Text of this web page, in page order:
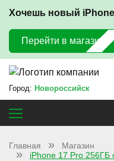
Хочешь новый
Перейти в магазин
Город: Новороссийск
Главная
Магазин
iPhone 17 Pro 256ГБ